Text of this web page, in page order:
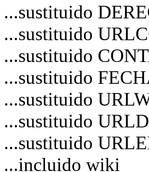
...sustituido
...sustituido
...sustituido
...sustituido
...sustituido
...sustituido
...sustituido
...incluido wiki